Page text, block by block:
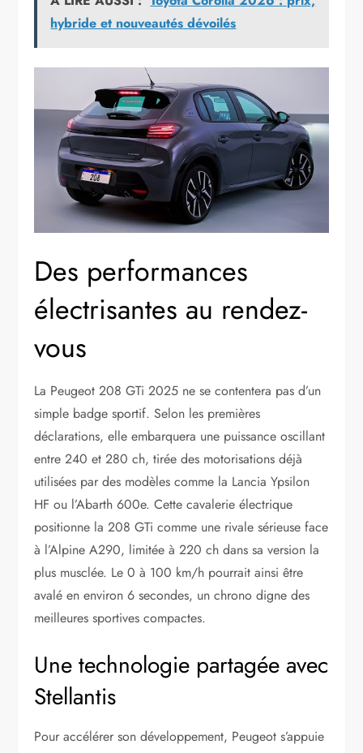
hybride et nouveautés dévoilés
Des performances
électrisantes au rendez-
vous
La Peugeot 208 GTi 2025 ne se contentera pas d’un
simple badge sportif. Selon les premières
déclarations, elle embarquera une puissance oscillant
entre 240 et 280 ch, tirée des motorisations déjà
utilisées par des modèles comme la Lancia Ypsilon
HF ou l’Abarth 600e. Cette cavalerie électrique
positionne la 208 GTi comme une rivale sérieuse face
à l’Alpine A290, limitée à 220 ch dans sa version la
plus musclée. Le 0 à 100 km/h pourrait ainsi être
avalé en environ 6 secondes, un chrono digne des
meilleures sportives compactes.
Une technologie partagée avec
Stellantis
Pour accélérer son développement, Peugeot s’appuie